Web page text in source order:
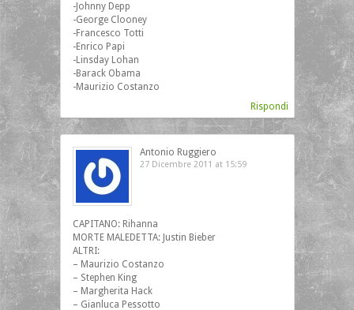
-Johnny Depp
-George Clooney
-Francesco Totti
-Enrico Papi
-Linsday Lohan
-Barack Obama
-Maurizio Costanzo
Rispondi
Antonio Ruggiero
27 Dicembre 2011 at 15:59
CAPITANO: Rihanna
MORTE MALEDETTA: Justin Bieber
ALTRI:
– Maurizio Costanzo
– Stephen King
– Margherita Hack
– Gianluca Pessotto